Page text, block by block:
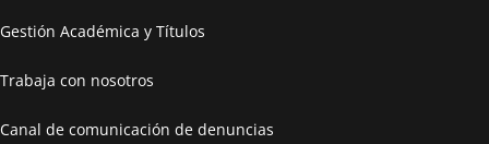
Gestión Académica y Títulos
Trabaja con nosotros
Canal de comunicación de denuncias